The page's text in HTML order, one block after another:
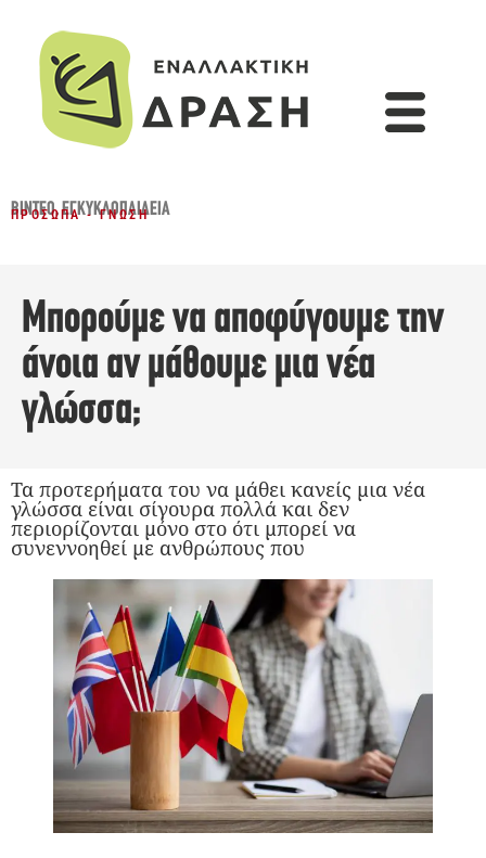
ΒΊΝΤΕΟ,ΕΓΚΥΚΛΟΠΑΙΔΕΙΑ
ΠΡΌΣΩΠΑ - ΓΝΏΣΗ
Μπορούμε να αποφύγουμε την
άνοια αν μάθουμε μια νέα
γλώσσα;
Τα προτερήματα του να μάθει κανείς μια νέα
γλώσσα είναι σίγουρα πολλά και δεν
περιορίζονται μόνο στο ότι μπορεί να
συνεννοηθεί με ανθρώπους που